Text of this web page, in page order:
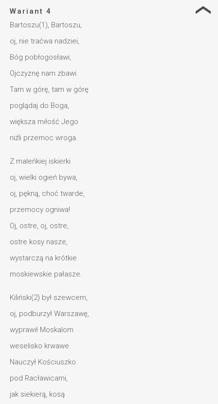
Wariant 4
Bartoszu(1), Bartoszu,
oj, nie traćwa nadziei,
Bóg pobłogosławi,
Ojczyznę nam zbawi.
Tam w górę, tam w górę
poglądaj do Boga,
większa miłość Jego
niźli przemoc wroga.
Z maleńkiej iskierki
oj, wielki ogień bywa,
oj, pękną, choć twarde,
przemocy ogniwa!
Oj, ostre, oj, ostre,
ostre kosy nasze,
wystarczą na krótkie
moskiewskie pałasze.
Kiliński(2) był szewcem,
oj, podburzył Warszawę,
wyprawił Moskalom
weselisko krwawe.
Nauczył Kościuszko
pod Racławicami,
jak siekierą, kosą